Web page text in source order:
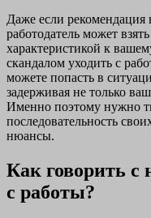
Даже если
работодатель может
характеристикой к
скандалом уходить с
можете попасть в
задерживая не только
Именно поэтому нужно
последовательность
нюансы.
Как говорить с
с работы?